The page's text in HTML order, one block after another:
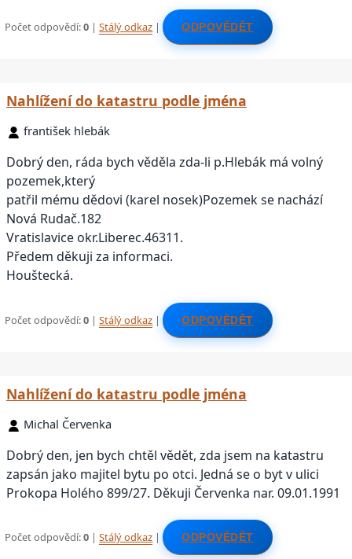
Počet odpovědí:0 |Stálý odkaz | ODPOVĚDĚT
Nahlížení do katastru podle jména
františek hlebák
Dobrý den, ráda bych věděla zda-li p.Hlebák má volný
pozemek,který
patřil mému dědovi (karel nosek)Pozemek se nachází
Nová Rudač.182
Vratislavice okr.Liberec.46311.
Předem děkuji za informaci.
Houštecká.
Počet odpovědí:0 |Stálý odkaz | ODPOVĚDĚT
Nahlížení do katastru podle jména
Michal Červenka
Dobrý den, jen bych chtěl vědět, zda jsem na katastru
zapsán jako majitel bytu po otci. Jedná se o byt v ulici
Prokopa Holého 899/27. Děkuji Červenka nar. 09.01.1991
Počet odpovědí:0 |Stálý odkaz | ODPOVĚDĚT